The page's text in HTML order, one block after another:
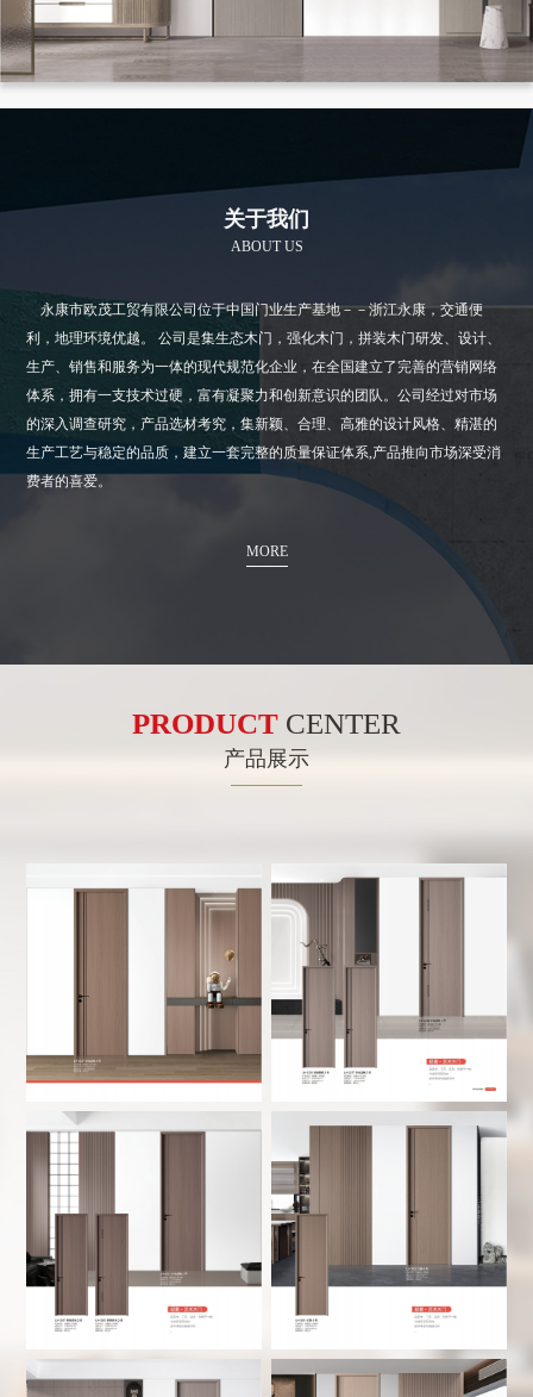
关于我们
ABOUT US
永康市欧茂工贸有限公司位于中国门业生产基地－－浙江永康，交通便
利，地理环境优越。 公司是集生态木门，强化木门，拼装木门研发、设计、
生产、销售和服务为一体的现代规范化企业，在全国建立了完善的营销网络
体系，拥有一支技术过硬，富有凝聚力和创新意识的团队。公司经过对市场
的深入调查研究，产品选材考究，集新颖、合理、高雅的设计风格、精湛的
生产工艺与稳定的品质，建立一套完整的质量保证体系,产品推向市场深受消
费者的喜爱。
MORE
PRODUCT CENTER
产品展示